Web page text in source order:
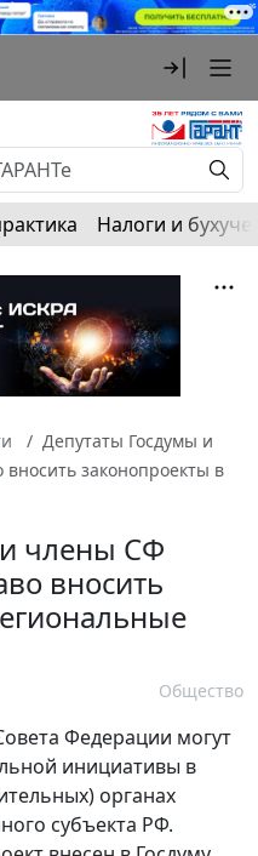
Налоги и
Депутаты Госдумы и
законопроекты в
члены СФ
вносить
Общество
Федерации могут
инициативы в
органах
субъекта РФ.